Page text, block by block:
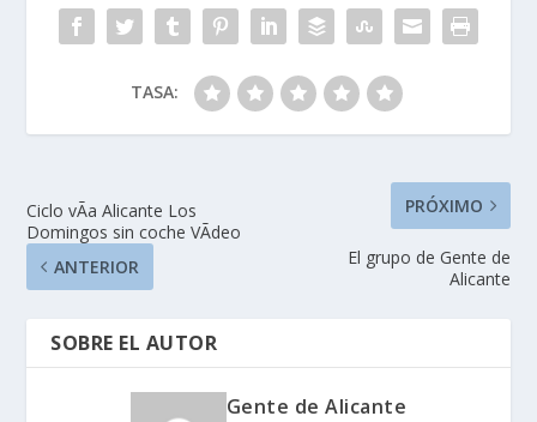
DIEM
PETRER,Urbanarbolism
EspaÃ±a,Â ORO Y SAL
cafÃ© cocktail
music,Â Empresas de
Tuenti.com, Hijos de
Aliaga AntÃ³n S.L., Soy
Escuela Internacional
TASA:
Ciclo vÃ­a Alicante Los
Domingos sin coche VÃ­deo
ANTERIOR
PRÓXIMO
El grupo de Gente de
Alicante
SOBRE EL AUTOR
Gente de Alicante